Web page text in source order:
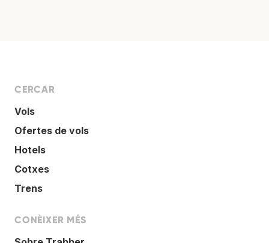
CERCAR
Vols
Ofertes de vols
Hotels
Cotxes
Trens
CONÈIXER MÉS